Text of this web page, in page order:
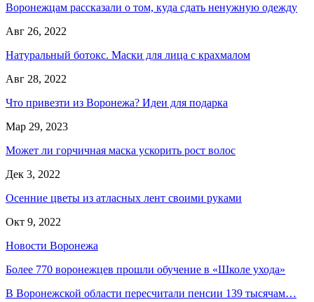
Воронежцам рассказали о том, куда сдать ненужную одежду
Авг 26, 2022
Натуральный ботокс. Маски для лица с крахмалом
Авг 28, 2022
Что привезти из Воронежа? Идеи для подарка
Мар 29, 2023
Может ли горчичная маска ускорить рост волос
Дек 3, 2022
Осенние цветы из атласных лент своими руками
Окт 9, 2022
Новости Воронежа
Более 770 воронежцев прошли обучение в «Школе ухода»
В Воронежской области пересчитали пенсии 139 тысячам…